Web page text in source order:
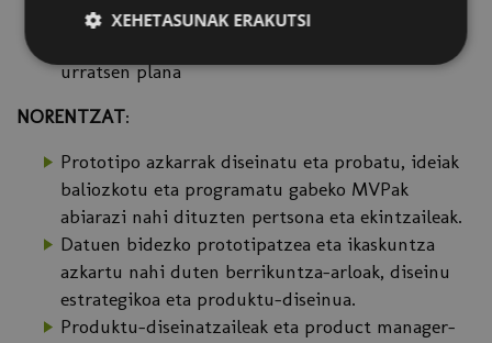
datu eta metriken irakurketa IAko tresnekin
urratsen plana
NORENTZAT:
Prototipo azkarrak diseinatu eta probatu, ideiak
baliozkotu eta programatu gabeko MVPak
abiarazi nahi dituzten pertsona eta ekintzaileak.
Datuen bidezko prototipatzea eta ikaskuntza
azkartu nahi duten berrikuntza-arloak, diseinu
estrategikoa eta produktu-diseinua.
Produktu-diseinatzaileak eta product manager-
XEHETASUNAK ERAKUTSI